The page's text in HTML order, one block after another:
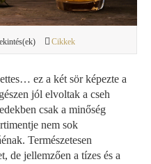
Cikkek
ez a két sör képezte a
jól elvoltak a cseh
csak a minőség
nem sok
Természetesen
de jellemzően a tízes és a